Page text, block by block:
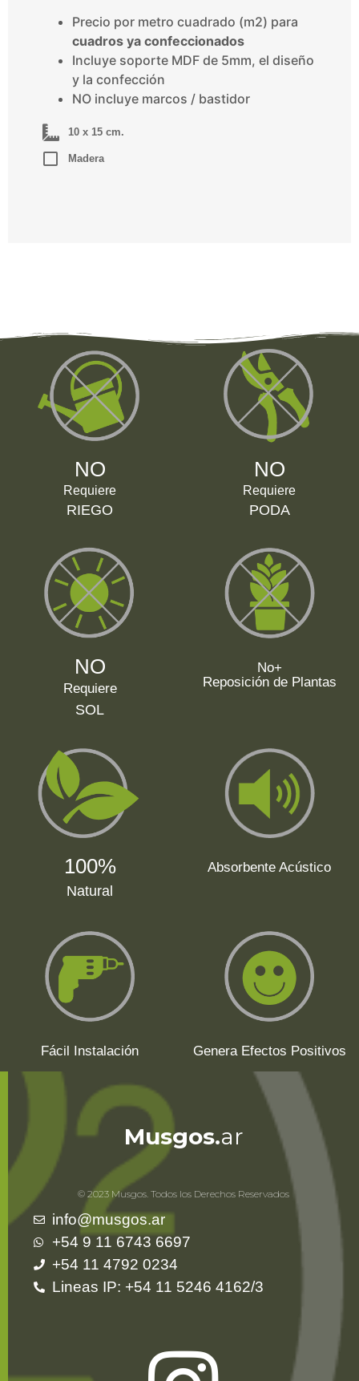
Precio por metro cuadrado (m2) para
cuadros ya confeccionados
Incluye soporte MDF de 5mm, el diseño
y la confección
NO incluye marcos / bastidor
10 x 15 cm.
Madera
NO
Requiere
RIEGO
NO
Requiere
PODA
NO
Requiere
SOL
No+
Reposición de Plantas
100%
Natural
Absorbente Acústico
Fácil Instalación Genera Efectos Positivos
Musgos.ar
© 2023 Musgos. Todos los Derechos Reservados
info@musgos.ar
+54 9 11 6743 6697
+54 11 4792 0234
Lineas IP: +54 11 5246 4162/3